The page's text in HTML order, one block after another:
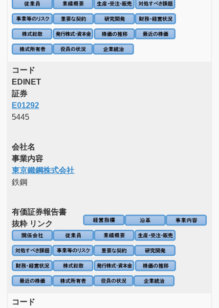
コード
EDINET
証券
E01292
5445
会社名
事業内容
東京鐵鋼株式会社
鉄鋼
有価証券報告書
抜粋 リンク
コード